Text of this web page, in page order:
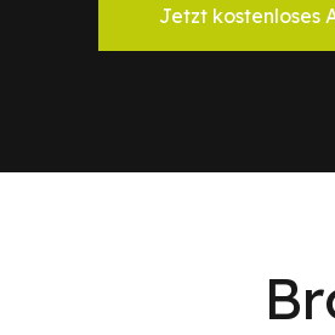
Jetzt kostenloses